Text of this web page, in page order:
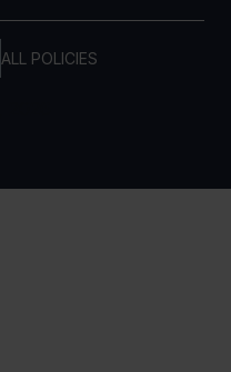
ALL POLICIES